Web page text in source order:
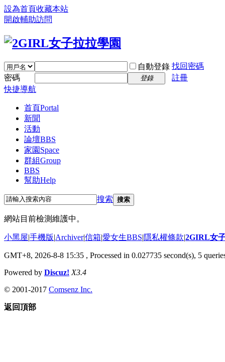
設為首頁收藏本站
開啟輔助訪問
自動登錄 找回密碼
密碼
登錄
註冊
快捷導航
首頁Portal
新聞
活動
論壇BBS
家園 Space
群組Group
BBS
幫助Help
搜索 搜索
網站目前檢測維護中。
小黑屋|手機版|Archiver|信箱|愛女生BBS|隱私權條款|2GIRL女
GMT+8, 2026-8-8 15:35 , Processed in 0.027735 second(s), 5
Powered by Discuz! X3.4
© 2001-2017 Comsenz Inc.
返回頂部